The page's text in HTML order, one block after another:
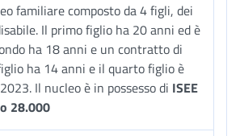
familiare composto da 4 figli, dei
Il primo figlio ha 20 anni ed è
ha 18 anni e un contratto di
ha 14 anni e il quarto figlio è
Il nucleo è in possesso di ISEE
28.000